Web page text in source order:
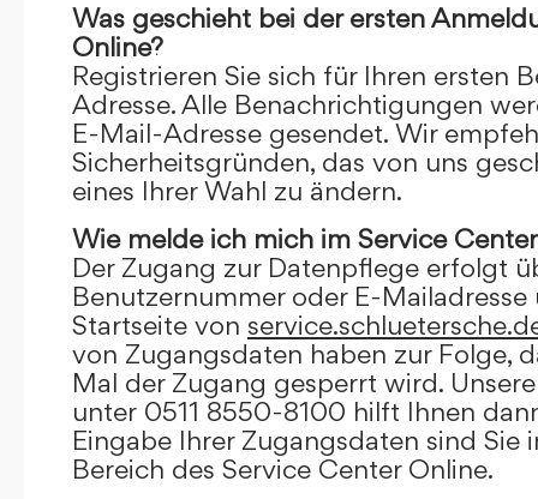
Was geschieht bei der ersten
Online?
Registrieren Sie sich für Ihren ersten
Adresse. Alle Benachrichtigungen
E-Mail-Adresse gesendet. Wir
Sicherheitsgründen, das von uns
eines Ihrer Wahl zu ändern.
Wie melde ich mich im Service
Der Zugang zur Datenpflege erfolgt
Benutzernummer oder E-
Startseite von
von Zugangsdaten haben zur Folge,
Mal der Zugang gesperrt wird.
unter 0511 8550-8100 hilft Ihnen
Eingabe Ihrer Zugangsdaten sind Sie
Bereich des Service Center Online.